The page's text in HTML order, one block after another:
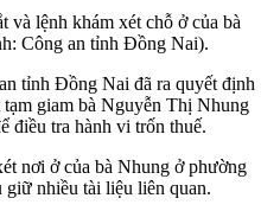
và lệnh khám xét chỗ ở của bà
Công an tỉnh Đồng Nai).
tỉnh Đồng Nai đã ra quyết định
giam bà Nguyễn Thị Nhung
điều tra hành vi trốn thuế.
nơi ở của bà Nhung ở phường
nhiều tài liệu liên quan.